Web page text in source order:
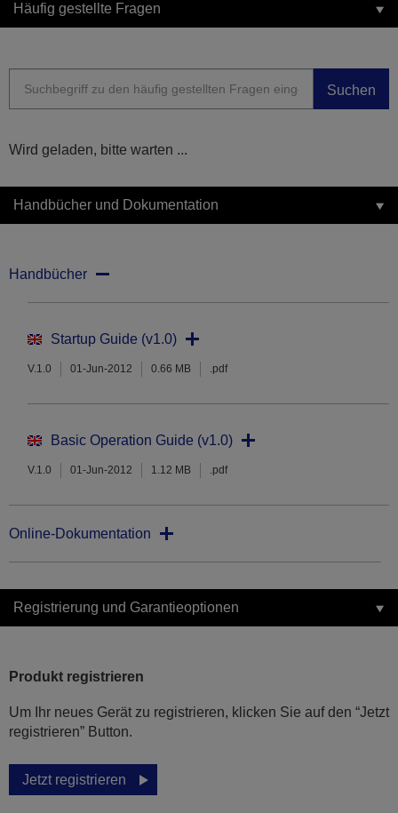
Häufig gestellte Fragen
Suchen
Wird geladen, bitte warten ...
Handbücher und Dokumentation
Handbücher
Startup Guide (v1.0)
V.1.0 01-Jun-2012 0.66 MB .pdf
Basic Operation Guide (v1.0)
V.1.0 01-Jun-2012 1.12 MB .pdf
Online-Dokumentation
Registrierung und Garantieoptionen
Produkt registrieren
Um Ihr neues Gerät zu registrieren, klicken Sie auf den “Jetzt
registrieren” Button.
Jetzt registrieren